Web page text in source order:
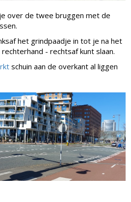
over de twee bruggen met de
het grindpaadje in tot je na het
- rechtsaf kunt slaan.
schuin aan de overkant al liggen